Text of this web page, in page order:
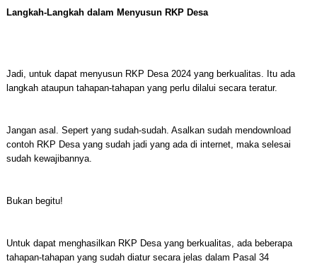
Langkah-Langkah dalam Menyusun RKP Desa
Jadi, untuk dapat menyusun RKP Desa 2024 yang berkualitas. Itu ada
langkah ataupun tahapan-tahapan yang perlu dilalui secara teratur.
Jangan asal. Sepert yang sudah-sudah. Asalkan sudah mendownload
contoh RKP Desa yang sudah jadi yang ada di internet, maka selesai
sudah kewajibannya.
Bukan begitu!
Untuk dapat menghasilkan RKP Desa yang berkualitas, ada beberapa
tahapan-tahapan yang sudah diatur secara jelas dalam Pasal 34